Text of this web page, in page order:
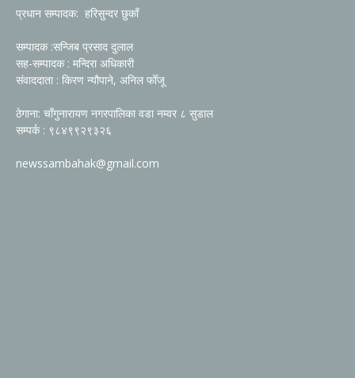
प्रधान सम्पादक: हरिसुन्दर छुकाँ
सम्पादक :सन्जिब प्रसाद दुलाल
सह-सम्पादक : मन्दिरा अधिकारी
संवाददाता : किरण न्यौपाने, अनिल फोँजू
ठेगाना: चाँगुनारायण नगरपालिका वडा नम्वर ८ सुडाल
सम्पर्क : ९८४९९२९३२६
newssambahak@gmail.com